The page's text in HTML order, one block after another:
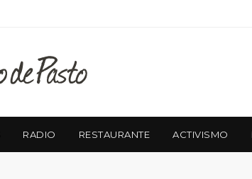
RADIO RESTAURANTE ACTIVISMO